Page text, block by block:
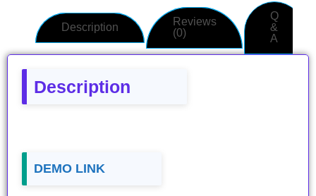
Description
Reviews
(0)
Q
&
A
Description
DEMO LINK